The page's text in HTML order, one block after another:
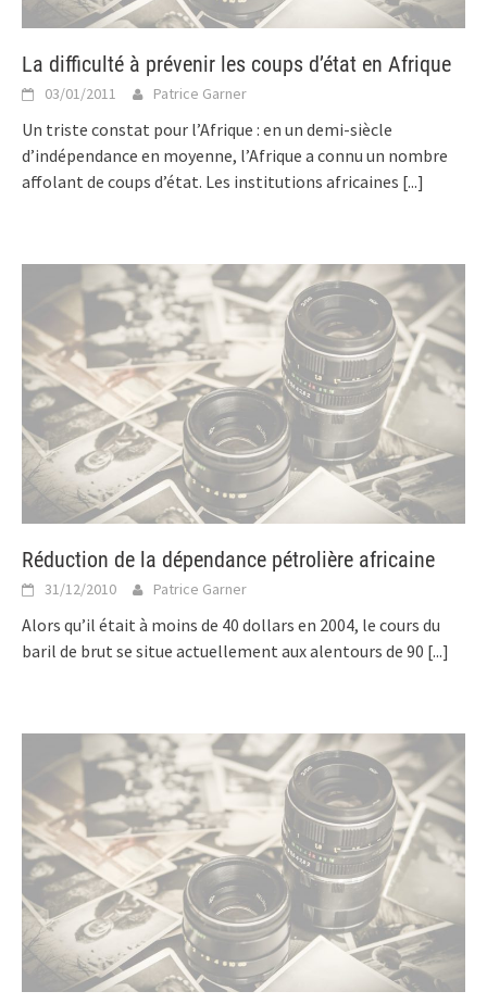
La difficulté à prévenir les coups d’état en Afrique
03/01/2011 Patrice Garner
Un triste constat pour l’Afrique : en un demi-siècle
d’indépendance en moyenne, l’Afrique a connu un nombre
affolant de coups d’état. Les institutions africaines [...]
Réduction de la dépendance pétrolière africaine
31/12/2010 Patrice Garner
Alors qu’il était à moins de 40 dollars en 2004, le cours du
baril de brut se situe actuellement aux alentours de 90 [...]